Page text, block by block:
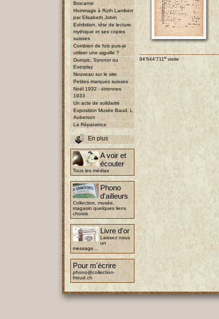
Brocante
Hommage à Ruth Lambert
par Elisabeth Jobin
Exhibition, tête de lecture
mythique et ses copies
suisses
Combien de fois puis-je
utiliser une aiguille ?
Duropic, Syronor ou
Everplay
Nouveau sur le site
Petites marques suisses
Noël 1932 - étrennes
1933
Un acte de solidarité
Exposition Musée Baud, L
Auberson
La Réparatrice
En plus
A voir et
écouter
Tous les médias
Phono
d'ailleurs
Collection, musée,
magasin quelques liens
choisis
Livre d'or
Laissez nous
un
message...
Pour m'écrire
phono@collection-
frioud.ch
94'644'711e visite